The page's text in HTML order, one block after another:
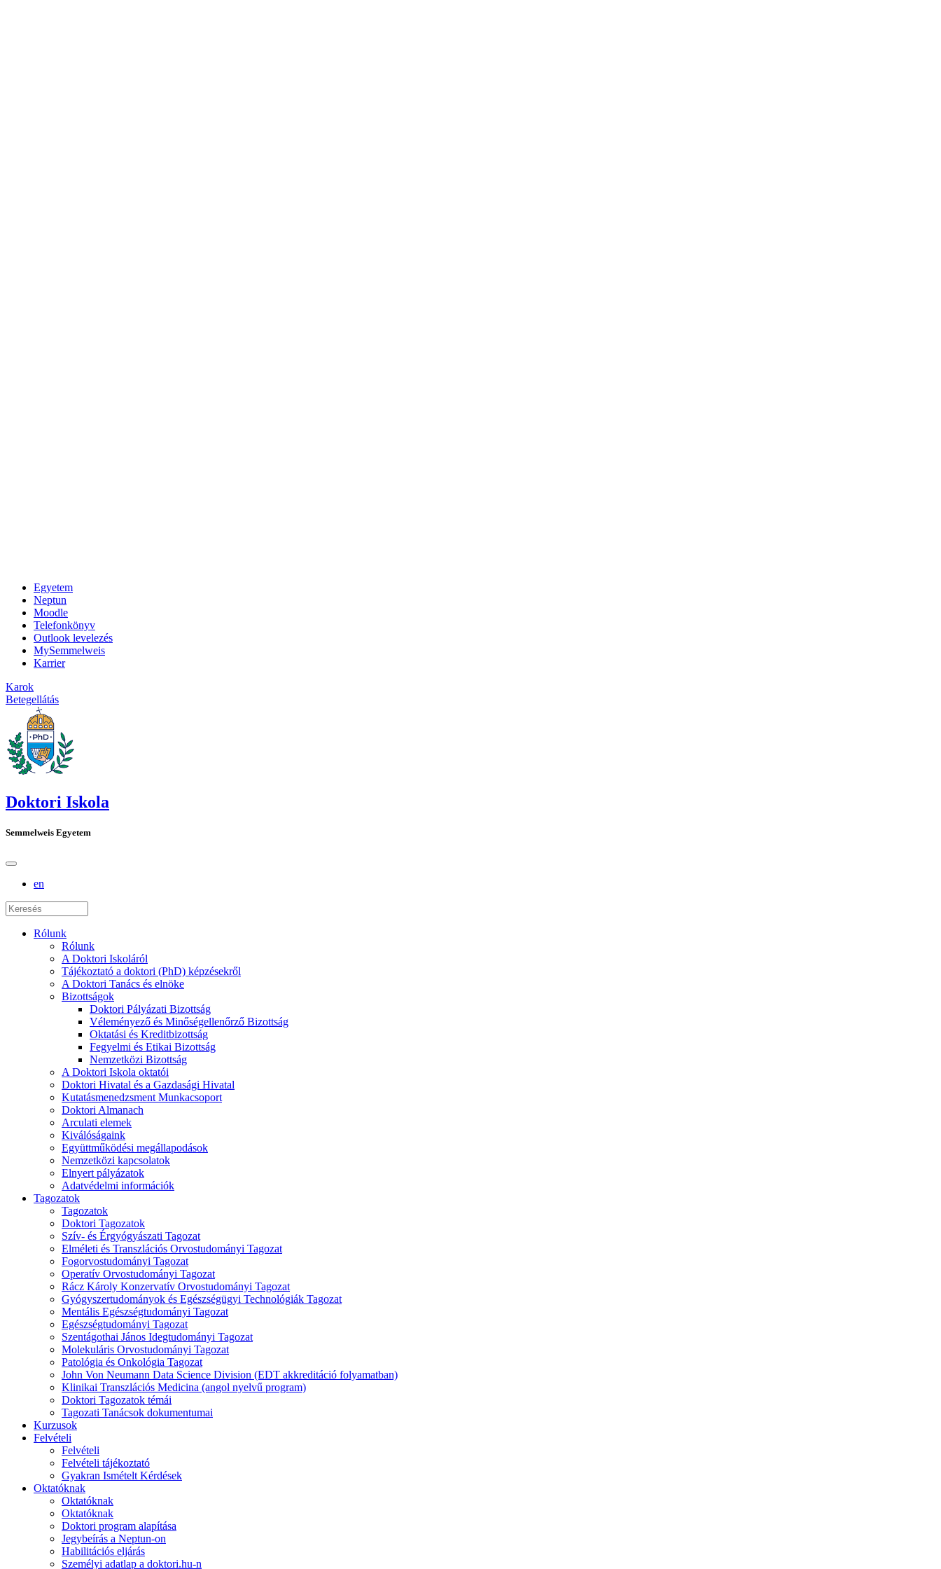
Egyetem
Neptun
Moodle
Telefonkönyv
Outlook levelezés
MySemmelweis
Karrier
Karok
Betegellátás
Doktori Iskola
Semmelweis Egyetem
en
Rólunk
Rólunk
A Doktori Iskoláról
Tájékoztató a doktori (PhD) képzésekről
A Doktori Tanács és elnöke
Bizottságok
Doktori Pályázati Bizottság
Véleményező és Minőségellenőrző Bizottság
Oktatási és Kreditbizottság
Fegyelmi és Etikai Bizottság
Nemzetközi Bizottság
A Doktori Iskola oktatói
Doktori Hivatal és a Gazdasági Hivatal
Kutatásmenedzsment Munkacsoport
Doktori Almanach
Arculati elemek
Kiválóságaink
Együttműködési megállapodások
Nemzetközi kapcsolatok
Elnyert pályázatok
Adatvédelmi információk
Tagozatok
Tagozatok
Doktori Tagozatok
Szív- és Érgyógyászati Tagozat
Elméleti és Transzlációs Orvostudományi Tagozat
Fogorvostudományi Tagozat
Operatív Orvostudományi Tagozat
Rácz Károly Konzervatív Orvostudományi Tagozat
Gyógyszertudományok és Egészségügyi Technológiák Tagozat
Mentális Egészségtudományi Tagozat
Egészségtudományi Tagozat
Szentágothai János Idegtudományi Tagozat
Molekuláris Orvostudományi Tagozat
Patológia és Onkológia Tagozat
John Von Neumann Data Science Division (EDT akkreditáció folyamatban)
Klinikai Transzlációs Medicina (angol nyelvű program)
Doktori Tagozatok témái
Tagozati Tanácsok dokumentumai
Kurzusok
Felvételi
Felvételi
Felvételi tájékoztató
Gyakran Ismételt Kérdések
Oktatóknak
Oktatóknak
Oktatóknak
Doktori program alapítása
Jegybeírás a Neptun-on
Habilitációs eljárás
Személyi adatlap a doktori.hu-n